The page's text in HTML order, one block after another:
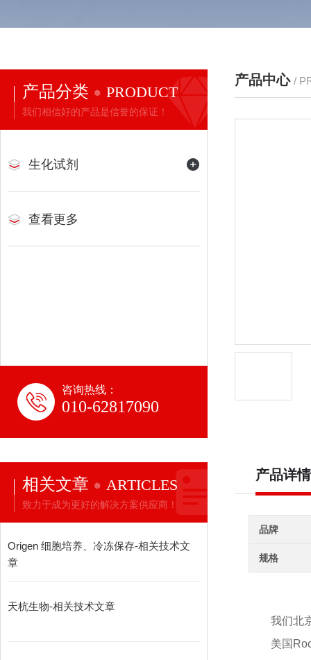
产品分类 PRODUCT
我们相信好的产品是信誉的保证！
生化试剂
查看更多
咨询热线：
010-62817090
相关文章 ARTICLES
致力于成为更好的解决方案供应商！
Origen 细胞培养、冷冻保存-相关技术文
章
天杭生物-相关技术文章
产品中心 /
产品详情
品牌
规格
我们北
美国